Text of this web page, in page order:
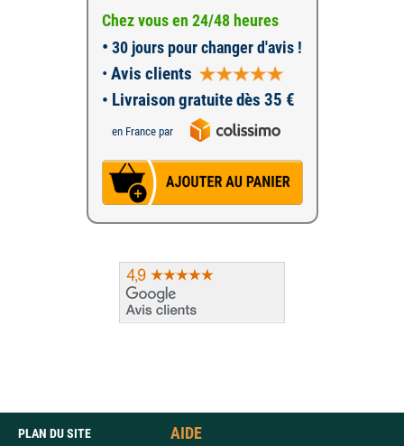
Chez vous en 24/48 heures
• 30 jours pour changer d'avis !
• Avis clients
• Livraison gratuite dès 35 €
en France par
PLAN DU SITE AIDE